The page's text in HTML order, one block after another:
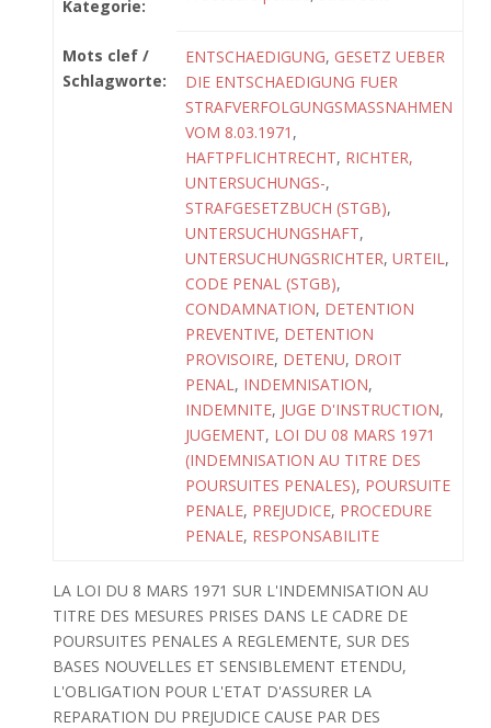
Kategorie:
Mots clef /
Schlagworte:
ENTSCHAEDIGUNG, GESETZ UEBER
DIE ENTSCHAEDIGUNG FUER
STRAFVERFOLGUNGSMASSNAHMEN
VOM 8.03.1971 ,
HAFTPFLICHTRECHT, RICHTER,
UNTERSUCHUNGS-,
STRAFGESETZBUCH (STGB),
UNTERSUCHUNGSHAFT,
UNTERSUCHUNGSRICHTER, URTEIL,
CODE PENAL (STGB),
CONDAMNATION, DETENTION
PREVENTIVE, DETENTION
PROVISOIRE, DETENU, DROIT
PENAL, INDEMNISATION,
INDEMNITE, JUGE D'INSTRUCTION,
JUGEMENT, LOI DU 08 MARS 1971
(INDEMNISATION AU TITRE DES
POURSUITES PENALES), POURSUITE
PENALE, PREJUDICE, PROCEDURE
PENALE, RESPONSABILITE
LA LOI DU 8 MARS 1971 SUR L'INDEMNISATION AU
TITRE DES MESURES PRISES DANS LE CADRE DE
POURSUITES PENALES A REGLEMENTE, SUR DES
BASES NOUVELLES ET SENSIBLEMENT ETENDU,
L'OBLIGATION POUR L'ETAT D'ASSURER LA
REPARATION DU PREJUDICE CAUSE PAR DES